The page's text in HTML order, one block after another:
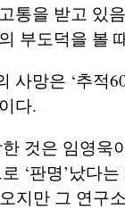
통을 받고 있
부도덕을 볼
사망은 ‘추적
다.
것은 임영욱
‘판명’났다
지만 그 연구